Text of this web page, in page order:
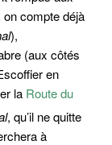
compte déjà
),
(aux côtés
en
la Route du
, qu’il ne quitte
à